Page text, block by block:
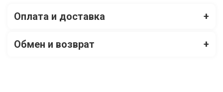
Оплата и доставка +
Обмен и возврат +